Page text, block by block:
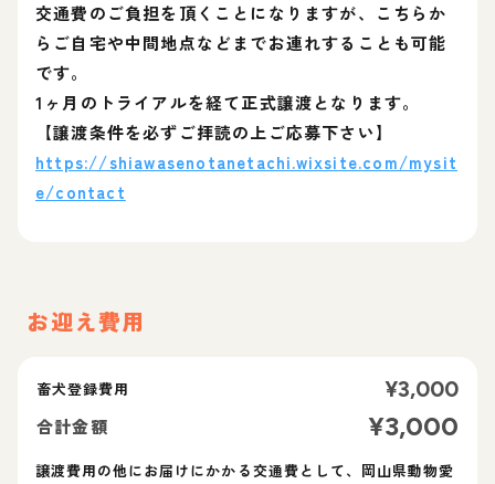
交通費のご負担を頂くことになりますが、こちらか
らご自宅や中間地点などまでお連れすることも可能
です。
1ヶ月のトライアルを経て正式譲渡となります。
【譲渡条件を必ずご拝読の上ご応募下さい】
https://shiawasenotanetachi.wixsite.com/mysit
e/contact
お迎え費用
畜犬登録費用 ¥3,000
合計金額 ¥3,000
譲渡費用の他にお届けにかかる交通費として、岡山県動物愛